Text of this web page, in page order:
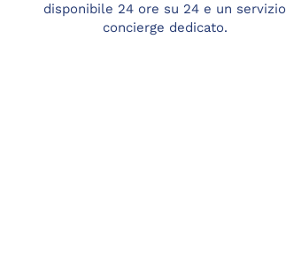
disponibile 24 ore su 24 e un servizio
concierge dedicato.